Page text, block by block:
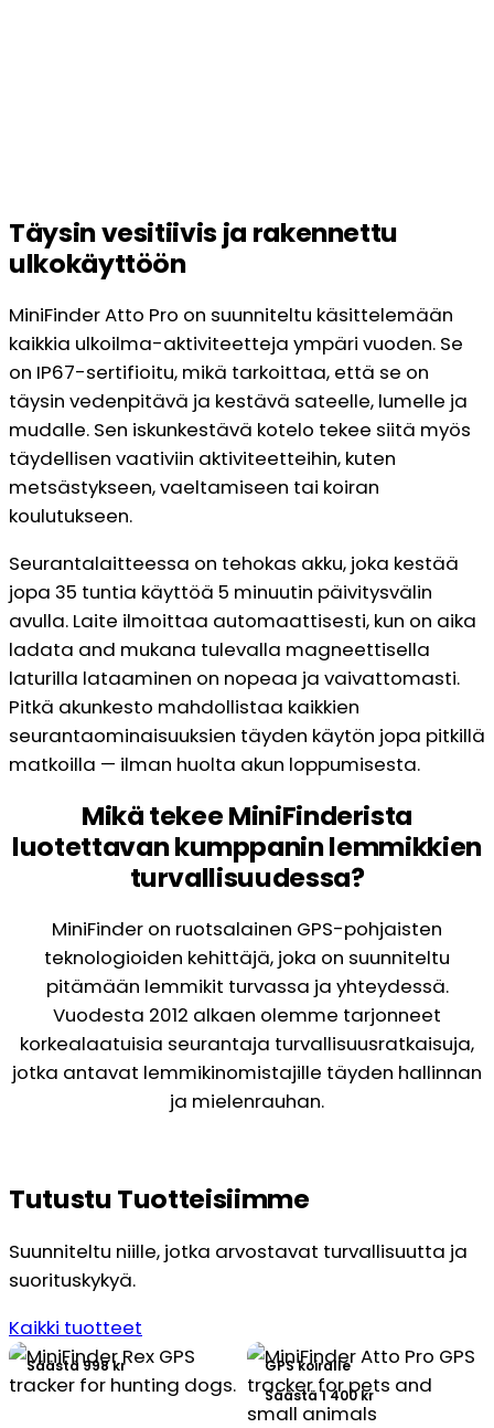
Täysin vesitiivis ja rakennettu
ulkokäyttöön
MiniFinder Atto Pro on suunniteltu käsittelemään
kaikkia ulkoilma-aktiviteetteja ympäri vuoden. Se
on IP67-sertifioitu, mikä tarkoittaa, että se on
täysin vedenpitävä ja kestävä sateelle, lumelle ja
mudalle. Sen iskunkestävä kotelo tekee siitä myös
täydellisen vaativiin aktiviteetteihin, kuten
metsästykseen, vaeltamiseen tai koiran
koulutukseen.
Seurantalaitteessa on tehokas akku, joka kestää
jopa 35 tuntia käyttöä 5 minuutin päivitysvälin
avulla. Laite ilmoittaa automaattisesti, kun on aika
ladata and mukana tulevalla magneettisella
laturilla lataaminen on nopeaa ja vaivattomasti.
Pitkä akunkesto mahdollistaa kaikkien
seurantaominaisuuksien täyden käytön jopa pitkillä
matkoilla — ilman huolta akun loppumisesta.
Mikä tekee MiniFinderista
luotettavan kumppanin lemmikkien
turvallisuudessa?
MiniFinder on ruotsalainen GPS-pohjaisten
teknologioiden kehittäjä, joka on suunniteltu
pitämään lemmikit turvassa ja yhteydessä.
Vuodesta 2012 alkaen olemme tarjonneet
korkealaatuisia seurantaja turvallisuusratkaisuja,
jotka antavat lemmikinomistajille täyden hallinnan
ja mielenrauhan.
Tutustu Tuotteisiimme
Suunniteltu niille, jotka arvostavat turvallisuutta ja
suorituskykyä.
Kaikki tuotteet
Säästä 998 kr
GPS koiralle
Säästä 1 400 kr